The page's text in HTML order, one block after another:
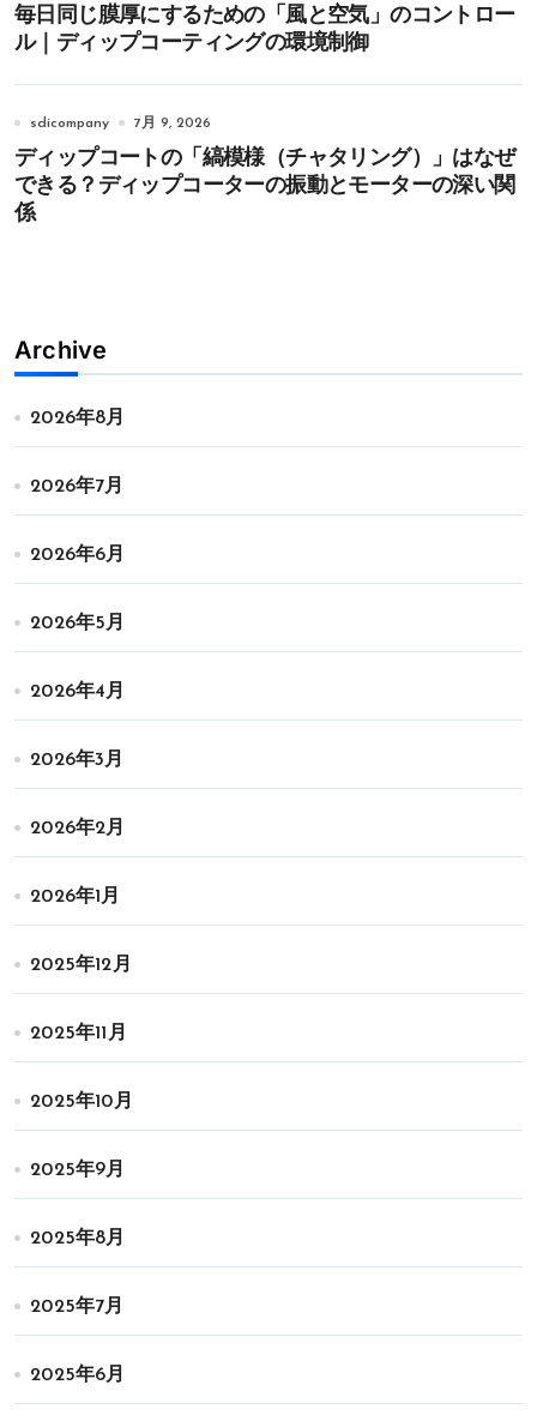
毎日同じ膜厚にするための「風と空気」のコントロー
ル｜ディップコーティングの環境制御
sdicompany 7月 9, 2026
ディップコートの「縞模様（チャタリング）」はなぜ
できる？ディップコーターの振動とモーターの深い関
係
Archive
2026年8月
2026年7月
2026年6月
2026年5月
2026年4月
2026年3月
2026年2月
2026年1月
2025年12月
2025年11月
2025年10月
2025年9月
2025年8月
2025年7月
2025年6月